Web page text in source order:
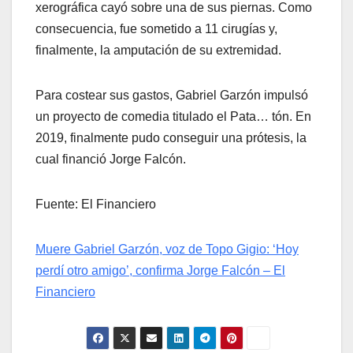
xerográfica cayó sobre una de sus piernas. Como
consecuencia, fue sometido a 11 cirugías y,
finalmente, la amputación de su extremidad.
Para costear sus gastos, Gabriel Garzón impulsó
un proyecto de comedia titulado el Pata… tón. En
2019, finalmente pudo conseguir una prótesis, la
cual financió Jorge Falcón.
Fuente: El Financiero
Muere Gabriel Garzón, voz de Topo Gigio: ‘Hoy
perdí otro amigo’, confirma Jorge Falcón – El
Financiero